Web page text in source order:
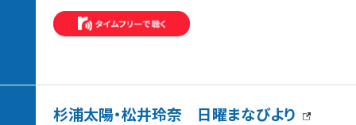
杉浦太陽・松井玲奈 日曜まなびより